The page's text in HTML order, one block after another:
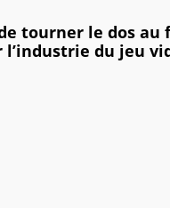
tourner le dos
l’industrie du jeu